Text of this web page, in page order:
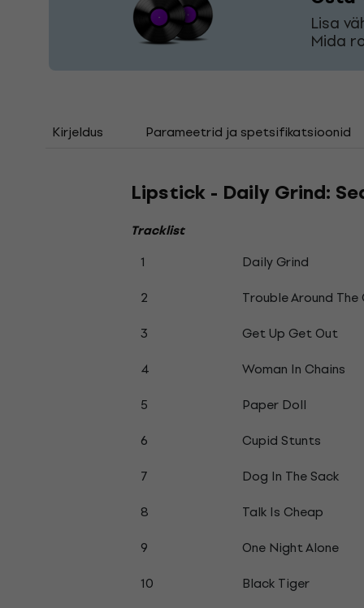
Lisa
Mida
Kirjeldus Parameetrid ja spetsifikatsioonid
Lipstick - Daily Grind:
Tracklist
1 Daily Grind
2
Trouble Around The
3
Get Up Get Out
4
Woman In Chains
5
Paper Doll
6
Cupid Stunts
7
Dog In The Sack
8
Talk Is Cheap
9
One Night Alone
10
Black Tiger